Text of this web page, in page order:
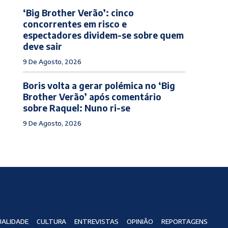
‘Big Brother Verão’: cinco
concorrentes em risco e
espectadores dividem-se sobre quem
deve sair
9 De Agosto, 2026
Boris volta a gerar polémica no ‘Big
Brother Verão’ após comentário
sobre Raquel: Nuno ri-se
9 De Agosto, 2026
CULTURA ENTREVISTAS OPINIÃO REPORTAGENS